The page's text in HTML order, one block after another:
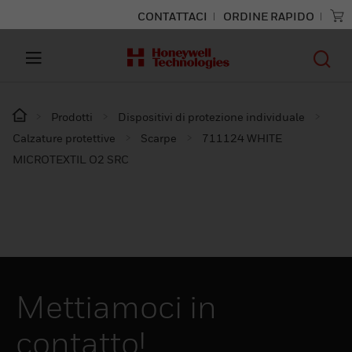
CONTATTACI ORDINE RAPIDO
Prodotti
Dispositivi di protezione individuale
Calzature protettive
Scarpe
711124 WHITE
MICROTEXTIL O2 SRC
Mettiamoci in
contatto!